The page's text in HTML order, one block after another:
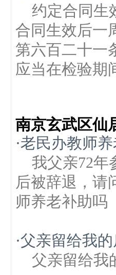
约定合同生
合同生效后一
第六百二十一
应当在检验期
南京玄武区仙
·老民办教师
我父亲72年
后被辞退，请
师养老补助吗
·父亲留给我
父亲留给我